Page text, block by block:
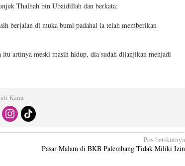
Thalhah bin Ubaidillah dan berkata:
berjalan di muka bumi padahal ia telah memberikan
itu artinya meski masih hidup, dia sudah dijanjikan menjadi
Kami
Pos berikutnya
Pasar Malam di BKB Palembang Tidak Miliki Izin